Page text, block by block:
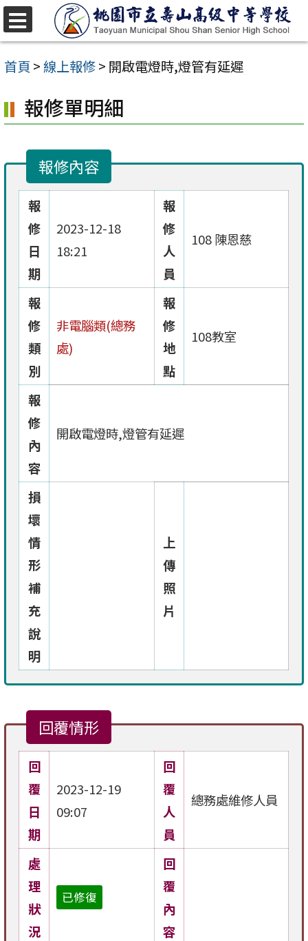
跳
至
主
內
容
首頁 >線上報修> 開啟電燈時,燈管有延遲
報修單明細
報修內容
報
修
日
期
2023-12-18
18:21
報
修
人
員
108 陳恩慈
報
修
類
別
非電腦類(總務
處)
報
修
地
點
108教室
報
修
內
容
開啟電燈時,燈管有延遲
損
壞
情
形
補
充
說
明
上
傳
照
片
回覆情形
回
覆
日
期
2023-12-19
09:07
回
覆
人
員
總務處維修人員
處
理
狀
況
已修復
回
覆
內
容
選
單